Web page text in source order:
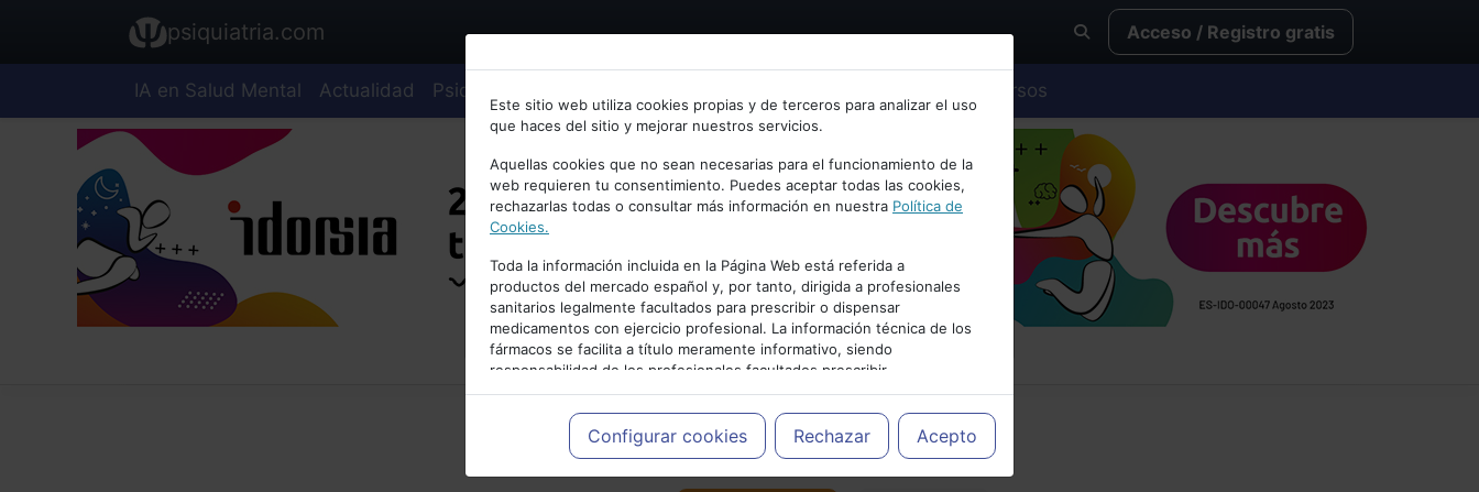
Bienvenid@ a psiquiatria.com
Escribe tu Email
Accede o regístrate con tu email.
Cancelar
psiquiatria.com Acceso / Registro gratis
IA en Salud Mental Actualidad Psiquiatría Cursos
Este sitio web utiliza cookies propias y de terceros para analizar el uso
que haces del sitio y mejorar nuestros servicios.
Aquellas cookies que no sean necesarias para el funcionamiento de la
web requieren tu consentimiento. Puedes aceptar todas las cookies,
rechazarlas todas o consultar más información en nuestra Política de
Cookies.
Toda la información incluida en la Página Web está referida a
productos del mercado español y, por tanto, dirigida a profesionales
sanitarios legalmente facultados para prescribir o dispensar
medicamentos con ejercicio profesional. La información técnica de los
fármacos se facilita a título meramente informativo, siendo
responsabilidad de los profesionales facultados prescribir
medicamentos y decidir, en cada caso concreto, el tratamiento más
adecuado a las necesidades del paciente.
Configurar cookies Rechazar Acepto
PUBLICIDAD